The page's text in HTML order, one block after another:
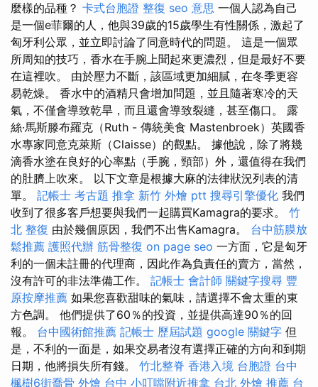
麼樣的品種？ 卡式台胞證 整復 seo 意思 一個人認為自己
是一個e菲爾的人，他與39歲的15歲學生有性關係，激起了
匈牙利公眾，並立即討論了同意時代的問題。 這是一個眾
所周知的技巧，香水在手腕上聞起來更濃烈，但是最好不要
在這裡吹。 由於壓力不斷，該區域更加細膩，在冬季更容
易乾燥。 香水中的酒精只會增加問題，並且隨著寒冷的天
氣，不僅會導致乾旱，而且還會導致裂縫，甚至傷口。 露
絲·馬斯滕布羅克（Ruth - 傳統美食 Mastenbroek）英國香
水專家同意克萊斯（Claisse）的觀點。 據他說，除了將幾
滴香水塗在良好的心率點（手腕，頸部）外，還值得在我們
的肚臍上吹來。 以下文章是根據大麻的法律狀況列表的清
單。 記帳士 考古題 推拿 新竹 外燴 ptt 搜尋引擎優化 我們
收到了很多客戶想要與我們一起購買Kamagra的要求。 竹
北 整復 由於幾個原因，我們不出售Kamagra。 台中筋膜放
鬆推薦 護照代辦 筋骨整復 on page seo 一方面，它是匈牙
利的一個未註冊的代理商，因此作為負責任的賣方，當然，
沒有許可的非法準備工作。 記帳士 會計師 關鍵字搜尋 豐
原按摩推薦 如果您喜歡甜味的氣味，請選擇不會太重的東
方色調。 他們提供了60％的投資，並提供高達90％的回
報。 台中國術館推薦 記帳士 歷屆試題 google 關鍵字 但
是，不利的一面是，如果交易者沒有選擇正確的方向和到期
日期，他將損失所有錢。 竹北整脊 香港入境 台胞證 台中
楓樹6街喬骨 外燴 台中 小叮噹附近推拿 台北 外燴 推薦 台